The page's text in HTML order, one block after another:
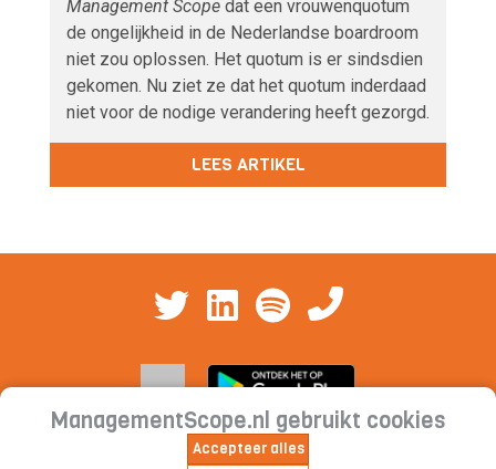
Management Scope dat een vrouwenquotum
de ongelijkheid in de Nederlandse boardroom
niet zou oplossen. Het quotum is er sindsdien
gekomen. Nu ziet ze dat het quotum inderdaad
niet voor de nodige verandering heeft gezorgd.
LEES ARTIKEL
ManagementScope.nl gebruikt cookies
Accepteer alles